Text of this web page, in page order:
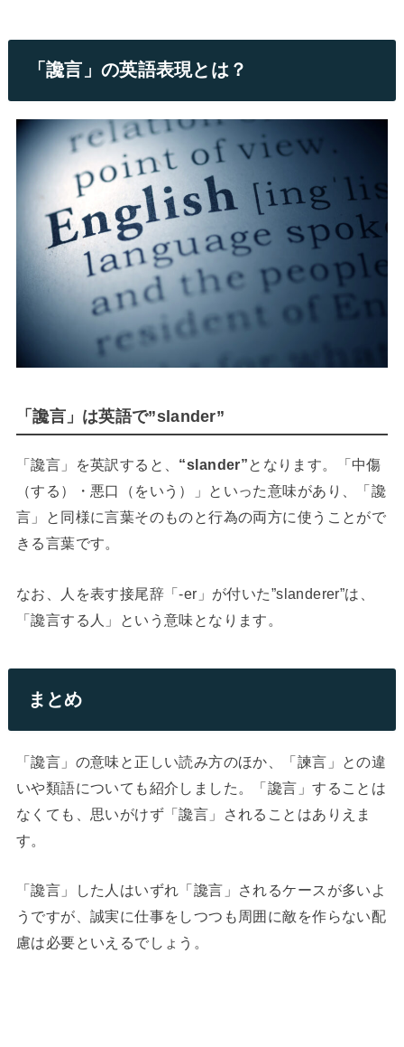
「讒言」の英語表現とは？
「讒言」は英語で”slander”
「讒言」を英訳すると、 “slander”となります。「中傷
（する）・悪口（をいう）」といった意味があり、「讒
言」と同様に言葉そのものと行為の両方に使うことがで
きる言葉です。
なお、人を表す接尾辞「-er」が付いた”slanderer”は、
「讒言する人」という意味となります。
まとめ
「讒言」の意味と正しい読み方のほか、「諫言」との違
いや類語についても紹介しました。「讒言」することは
なくても、思いがけず「讒言」されることはありえま
す。
「讒言」した人はいずれ「讒言」されるケースが多いよ
うですが、誠実に仕事をしつつも周囲に敵を作らない配
慮は必要といえるでしょう。